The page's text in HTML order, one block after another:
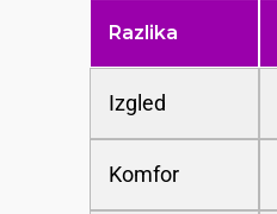
Razlika
Izgled
Komfor